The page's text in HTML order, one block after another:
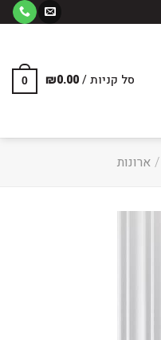
סל קניות / ₪0.00
0
/ ארונות